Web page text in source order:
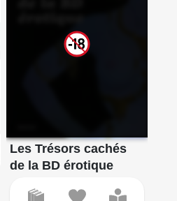
Les Trésors cachés
de la BD érotique